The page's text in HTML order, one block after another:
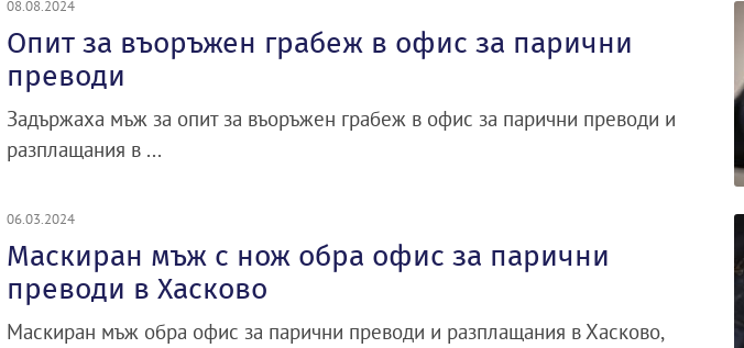
08.08.2024
Опит за въоръжен грабеж в офис за парични
преводи
Задържаха мъж за опит за въоръжен грабеж в офис за парични преводи и
разплащания в ...
06.03.2024
Маскиран мъж с нож обра офис за парични
преводи в Хасково
Маскиран мъж обра офис за парични преводи и разплащания в Хасково,